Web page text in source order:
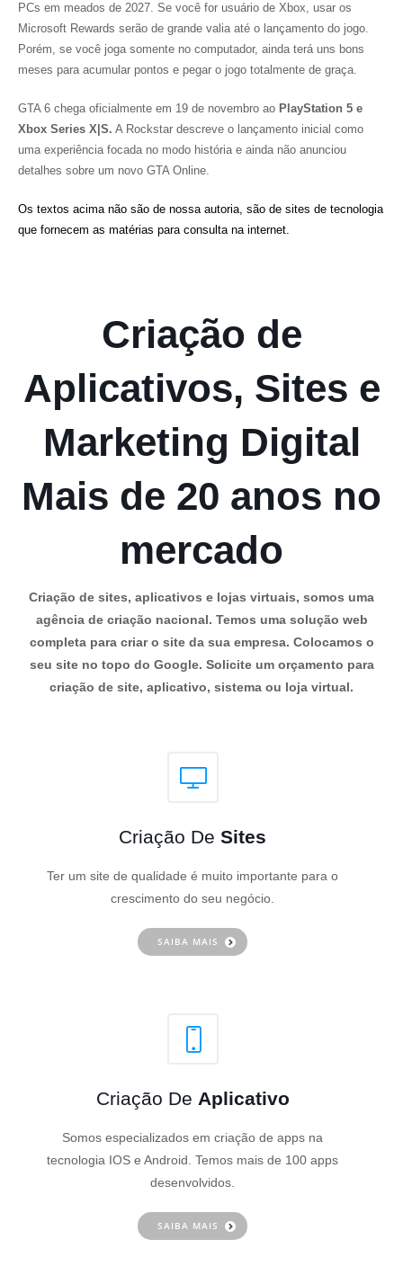
PCs em meados de 2027. Se você for usuário de Xbox, usar os
Microsoft Rewards serão de grande valia até o lançamento do jogo.
Porém, se você joga somente no computador, ainda terá uns bons
meses para acumular pontos e pegar o jogo totalmente de graça.
GTA 6 chega oficialmente em 19 de novembro ao PlayStation 5 e
Xbox Series X|S. A Rockstar descreve o lançamento inicial como
uma experiência focada no modo história e ainda não anunciou
detalhes sobre um novo GTA Online.
Os textos acima não são de nossa autoria, são de sites de tecnologia
que fornecem as matérias para consulta na internet.
Criação de
Aplicativos, Sites e
Marketing Digital
Mais de 20 anos no
mercado
Criação de sites, aplicativos e lojas virtuais, somos uma
agência de criação nacional. Temos uma solução web
completa para criar o site da sua empresa. Colocamos o
seu site no topo do Google. Solicite um orçamento para
criação de site, aplicativo, sistema ou loja virtual.
Criação De Sites
Ter um site de qualidade é muito importante para o
crescimento do seu negócio.
SAIBA MAIS
Criação De Aplicativo
Somos especializados em criação de apps na
tecnologia IOS e Android. Temos mais de 100 apps
desenvolvidos.
SAIBA MAIS